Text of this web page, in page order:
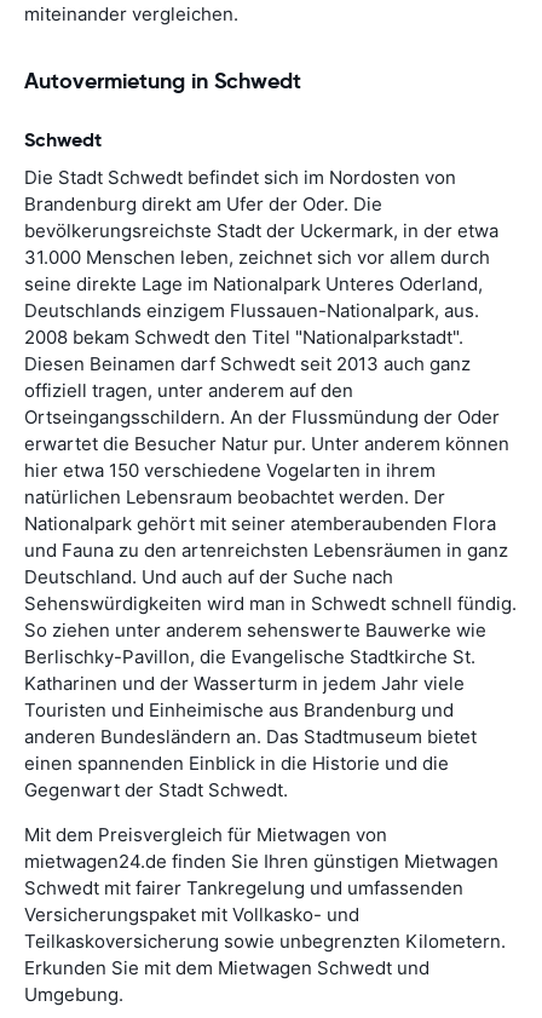
miteinander vergleichen.
Autovermietung in Schwedt
Schwedt
Die Stadt Schwedt befindet sich im Nordosten von
Brandenburg direkt am Ufer der Oder. Die
bevölkerungsreichste Stadt der Uckermark, in der etwa
31.000 Menschen leben, zeichnet sich vor allem durch
seine direkte Lage im Nationalpark Unteres Oderland,
Deutschlands einzigem Flussauen-Nationalpark, aus.
2008 bekam Schwedt den Titel "Nationalparkstadt".
Diesen Beinamen darf Schwedt seit 2013 auch ganz
offiziell tragen, unter anderem auf den
Ortseingangsschildern. An der Flussmündung der Oder
erwartet die Besucher Natur pur. Unter anderem können
hier etwa 150 verschiedene Vogelarten in ihrem
natürlichen Lebensraum beobachtet werden. Der
Nationalpark gehört mit seiner atemberaubenden Flora
und Fauna zu den artenreichsten Lebensräumen in ganz
Deutschland. Und auch auf der Suche nach
Sehenswürdigkeiten wird man in Schwedt schnell fündig.
So ziehen unter anderem sehenswerte Bauwerke wie
Berlischky-Pavillon, die Evangelische Stadtkirche St.
Katharinen und der Wasserturm in jedem Jahr viele
Touristen und Einheimische aus Brandenburg und
anderen Bundesländern an. Das Stadtmuseum bietet
einen spannenden Einblick in die Historie und die
Gegenwart der Stadt Schwedt.
Mit dem Preisvergleich für Mietwagen von
mietwagen24.de finden Sie Ihren günstigen Mietwagen
Schwedt mit fairer Tankregelung und umfassenden
Versicherungspaket mit Vollkasko- und
Teilkaskoversicherung sowie unbegrenzten Kilometern.
Erkunden Sie mit dem Mietwagen Schwedt und
Umgebung.